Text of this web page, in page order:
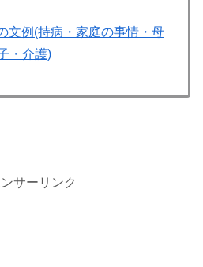
文例(持病・家庭の事情・母
・介護)
サーリンク